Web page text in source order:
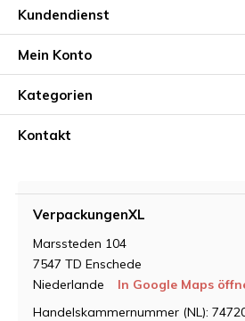
Kundendienst
Mein Konto
Kategorien
Kontakt
VerpackungenXL
Marssteden 104
7547 TD Enschede
Niederlande
In Google Maps
Handelskammernummer (NL):